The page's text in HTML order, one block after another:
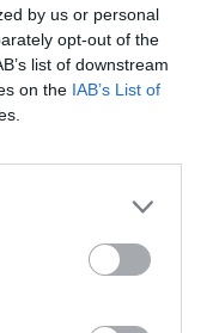
by us or personal
opt-out of the
list of downstream
on the IAB’s List of